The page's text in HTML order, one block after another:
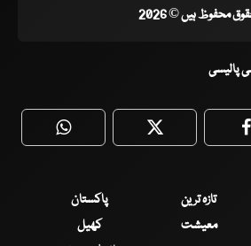
محفوظ ہیں © 2026
پالیسی
WhatsApp Twitter
تازہ ترین
پاکستان
معیشت
کھیل